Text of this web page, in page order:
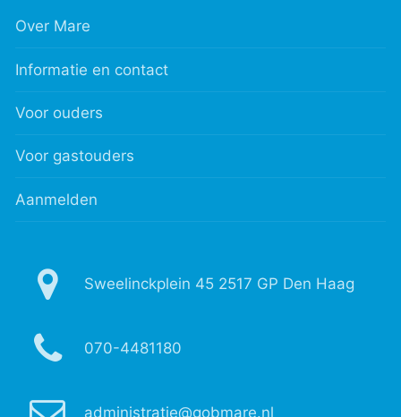
Over Mare
Informatie en contact
Voor ouders
Voor gastouders
Aanmelden
Sweelinckplein 45 2517 GP Den Haag
070-4481180
administratie@gobmare.nl